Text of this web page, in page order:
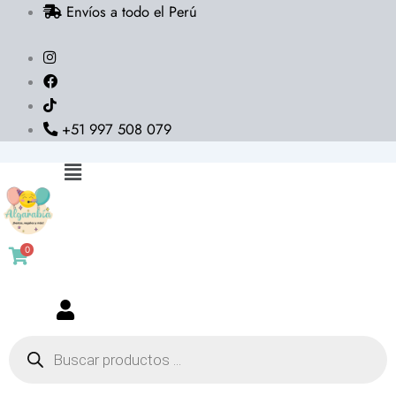
contenido
Envíos a todo el Perú
+51 997 508 079
Flyout
0
productos